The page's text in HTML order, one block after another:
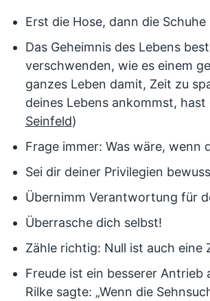
Erst die Hose, dann die Schuhe
Das Geheimnis des Lebens
verschwenden, wie es einem
ganzes Leben damit, Zeit zu
deines Lebens ankommst,
Seinfeld)
Frage immer: Was wäre, wenn
Sei dir deiner Privilegien
Übernimm Verantwortung für
Überrasche dich selbst!
Zähle richtig: Null ist auch eine
Freude ist ein besserer
Rilke sagte: „Wenn die